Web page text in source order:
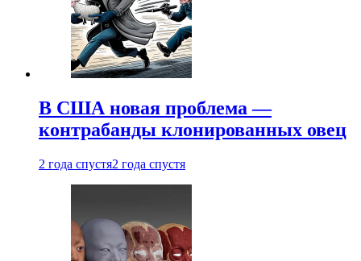
В США новая проблема —
контрабанды клонированных овец
2 года спустя2 года спустя